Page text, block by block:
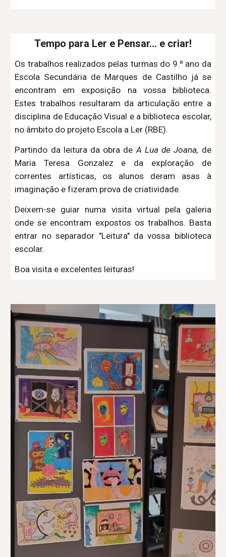
Tempo para Ler e Pensar... e criar!
Os trabalhos realizados pelas turmas do 9.º ano da
Escola Secundária de Marques de Castilho já se
encontram em exposição na vossa biblioteca.
Estes trabalhos resultaram da articulação entre a
disciplina de Educação Visual e a biblioteca escolar,
no âmbito do projeto Escola a Ler (RBE).
Partindo da leitura da obra de A Lua de Joana, de
Maria Teresa Gonzalez e da exploração de
correntes artísticas, os alunos deram asas à
imaginação e fizeram prova de criatividade.
Deixem-se guiar numa visita virtual pela galeria
onde se encontram expostos os trabalhos. Basta
entrar no separador "Leitura" da vossa biblioteca
escolar.
Boa visita e excelentes leituras!